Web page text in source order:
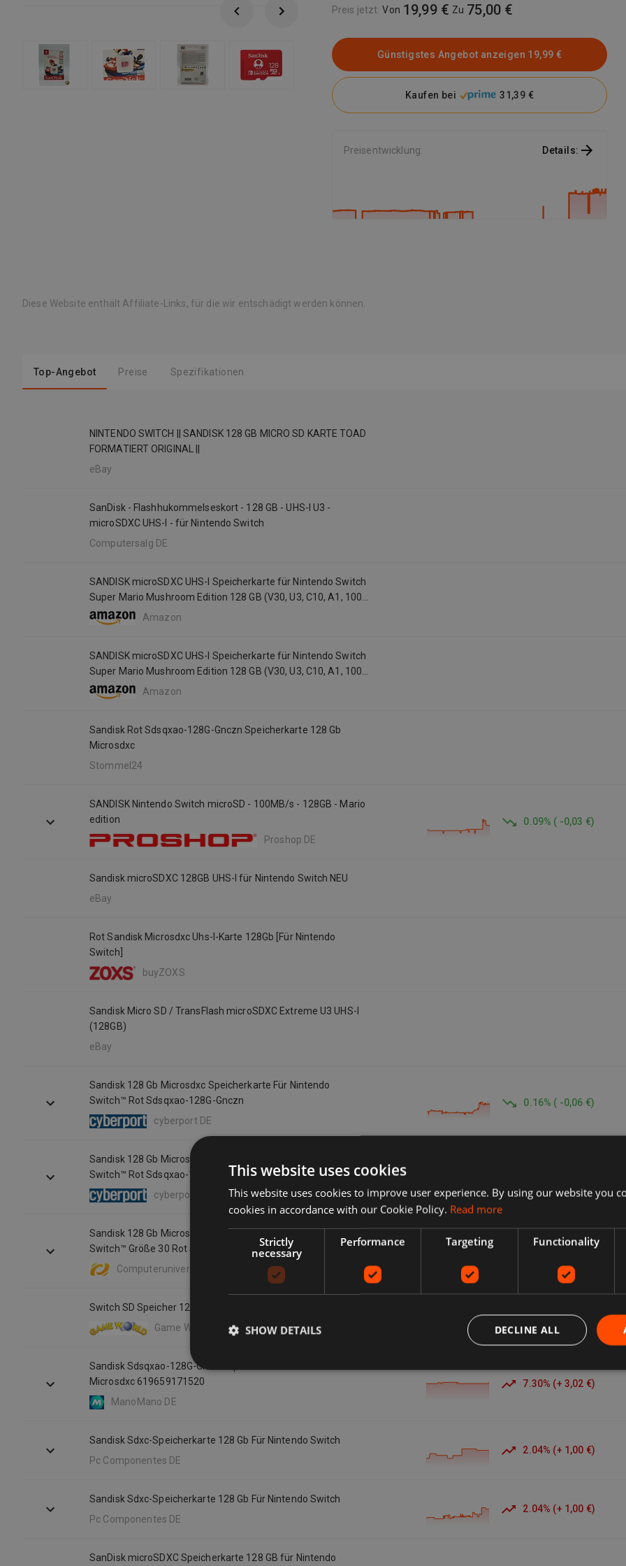
(U3, Class 10, 100 MB/s Übertragung, mehr Platz für Spiele)
Preis jetzt: Von 19,99 € Zu 75,00 €
Günstigstes Angebot anzeigen 19,99 €
Kaufen bei 31,39 €
Preisentwicklung: Details:
Diese Website enthält Affiliate-Links, für die wir entschädigt werden können.
Top-Angebot Preise Spezifikationen
NINTENDO SWITCH || SANDISK 128 GB MICRO SD KARTE TOAD
FORMATIERT ORIGINAL ||
eBay
SanDisk - Flashhukommelseskort - 128 GB - UHS-I U3 -
microSDXC UHS-I - für Nintendo Switch
Computersalg DE
SANDISK microSDXC UHS-I Speicherkarte für Nintendo Switch
Super Mario Mushroom Edition 128 GB (V30, U3, C10, A1, 100
MB/s Übertragung, mehr Platz für Spiele)
Amazon
SANDISK microSDXC UHS-I Speicherkarte für Nintendo Switch
Super Mario Mushroom Edition 128 GB (V30, U3, C10, A1, 100
MB/s Übertragung, mehr Platz für Spiele)
Amazon
Sandisk Rot Sdsqxao-128G-Gnczn Speicherkarte 128 Gb
Microsdxc
Stommel24
SANDISK Nintendo Switch microSD - 100MB/s - 128GB - Mario
edition
Proshop DE
0.09% ( -0,03 €)
Sandisk microSDXC 128GB UHS-I für Nintendo Switch NEU
eBay
Rot Sandisk Microsdxc Uhs-I-Karte 128Gb [Für Nintendo
Switch]
buyZOXS
Sandisk Micro SD / TransFlash microSDXC Extreme U3 UHS-I
(128GB)
eBay
Sandisk 128 Gb Microsdxc Speicherkarte Für Nintendo
Switch™ Rot Sdsqxao-128G-Gnczn
cyberport DE
0.16% ( -0,06 €)
Sandisk 128 Gb Microsdxc Speicherkarte Für Nintendo
Switch™ Rot Sdsqxao-128G-Gnczn
cyberport DE
Sandisk 128 Gb Microsdxc Speicherkarte Für Nintendo
Switch™ Größe 30 Rot Sdsqxao-128G-Gnczn
Computeruniverse DE
)
Switch SD Speicher 128 GB
Game World Verkauf
Sandisk Sdsqxao-128G-Gnczn Speicherkarte 128 Gb
Microsdxc 619659171520
ManoMano DE
7.30% (+ 3,02 €)
Sandisk Sdxc-Speicherkarte 128 Gb Für Nintendo Switch
Pc Componentes DE
2.04% (+ 1,00 €)
Sandisk Sdxc-Speicherkarte 128 Gb Für Nintendo Switch
Pc Componentes DE
2.04% (+ 1,00 €)
SanDisk microSDXC Speicherkarte 128 GB für Nintendo
This website uses cookies
This website uses cookies to improve user experience. By using our website you
cookies in accordance with our Cookie Policy. Read more
Strictly
necessary
Performance Targeting Functionality
DECLINE ALL
SHOW DETAILS